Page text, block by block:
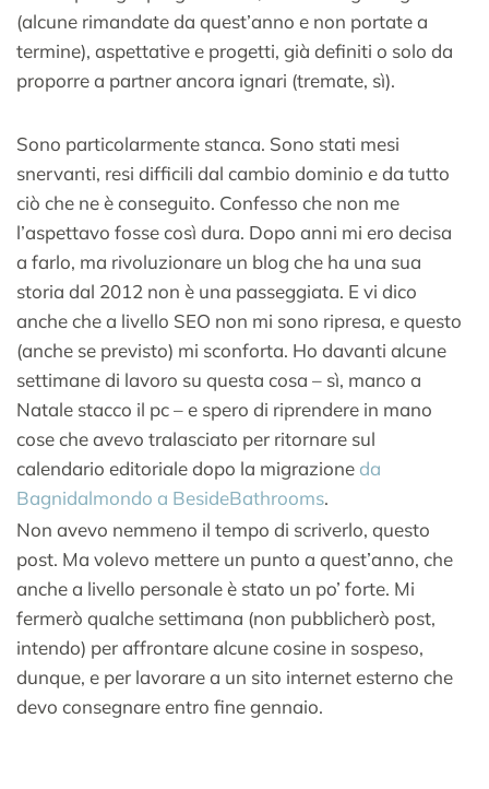
(alcune rimandate da quest’anno e non portate a
termine), aspettative e progetti, già definiti o solo da
proporre a partner ancora ignari (tremate, sì).
Sono particolarmente stanca. Sono stati mesi
snervanti, resi difficili dal cambio dominio e da tutto
ciò che ne è conseguito. Confesso che non me
l’aspettavo fosse così dura. Dopo anni mi ero decisa
a farlo, ma rivoluzionare un blog che ha una sua
storia dal 2012 non è una passeggiata. E vi dico
anche che a livello SEO non mi sono ripresa, e questo
(anche se previsto) mi sconforta. Ho davanti alcune
settimane di lavoro su questa cosa – sì, manco a
Natale stacco il pc – e spero di riprendere in mano
cose che avevo tralasciato per ritornare sul
calendario editoriale dopo la migrazione da
Bagnidalmondo a BesideBathrooms.
Non avevo nemmeno il tempo di scriverlo, questo
post. Ma volevo mettere un punto a quest’anno, che
anche a livello personale è stato un po’ forte. Mi
fermerò qualche settimana (non pubblicherò post,
intendo) per affrontare alcune cosine in sospeso,
dunque, e per lavorare a un sito internet esterno che
devo consegnare entro fine gennaio.